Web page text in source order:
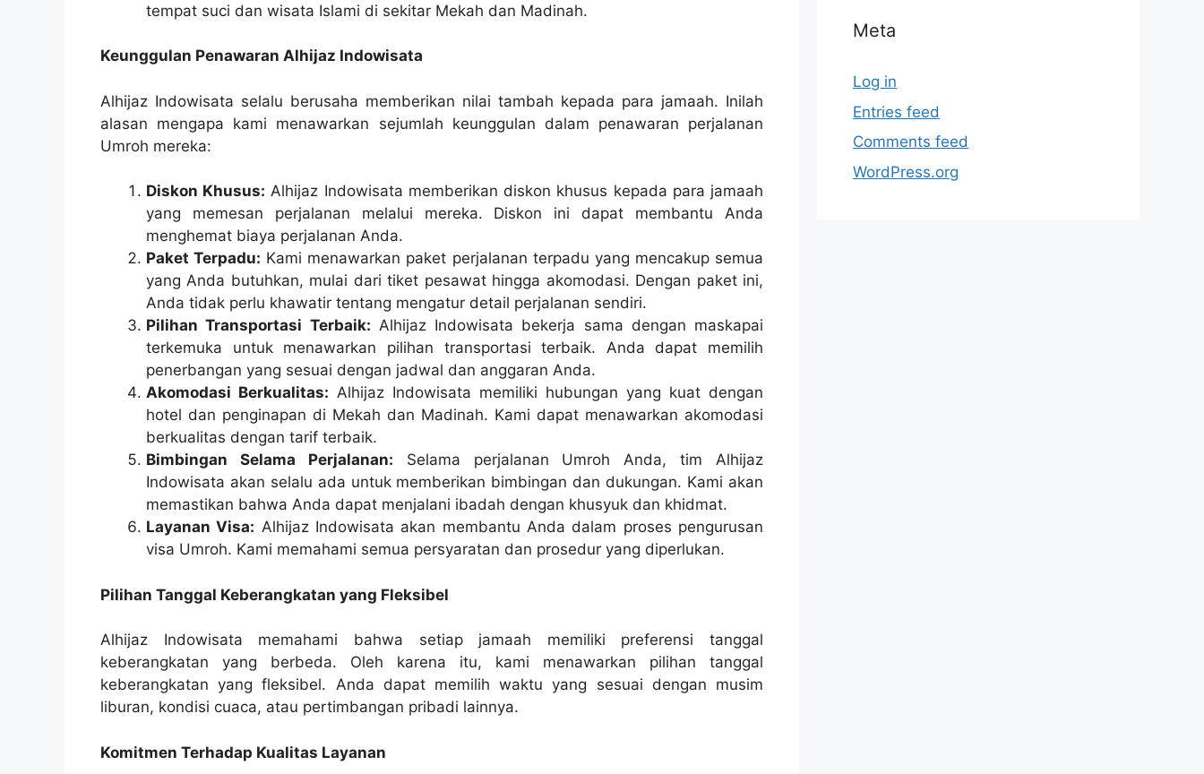
tempat suci dan wisata Islami di sekitar Mekah dan Madinah.
Keunggulan Penawaran Alhijaz Indowisata
Alhijaz Indowisata selalu berusaha memberikan nilai tambah kepada para jamaah. Inilah
alasan mengapa kami menawarkan sejumlah keunggulan dalam penawaran perjalanan
Umroh mereka:
Diskon Khusus: Alhijaz Indowisata memberikan diskon khusus kepada para jamaah
yang memesan perjalanan melalui mereka. Diskon ini dapat membantu Anda
menghemat biaya perjalanan Anda.
Paket Terpadu: Kami menawarkan paket perjalanan terpadu yang mencakup semua
yang Anda butuhkan, mulai dari tiket pesawat hingga akomodasi. Dengan paket ini,
Anda tidak perlu khawatir tentang mengatur detail perjalanan sendiri.
Pilihan Transportasi Terbaik: Alhijaz Indowisata bekerja sama dengan maskapai
terkemuka untuk menawarkan pilihan transportasi terbaik. Anda dapat memilih
penerbangan yang sesuai dengan jadwal dan anggaran Anda.
Akomodasi Berkualitas: Alhijaz Indowisata memiliki hubungan yang kuat dengan
hotel dan penginapan di Mekah dan Madinah. Kami dapat menawarkan akomodasi
berkualitas dengan tarif terbaik.
Bimbingan Selama Perjalanan: Selama perjalanan Umroh Anda, tim Alhijaz
Indowisata akan selalu ada untuk memberikan bimbingan dan dukungan. Kami akan
memastikan bahwa Anda dapat menjalani ibadah dengan khusyuk dan khidmat.
Layanan Visa: Alhijaz Indowisata akan membantu Anda dalam proses pengurusan
visa Umroh. Kami memahami semua persyaratan dan prosedur yang diperlukan.
Pilihan Tanggal Keberangkatan yang Fleksibel
Alhijaz Indowisata memahami bahwa setiap jamaah memiliki preferensi tanggal
keberangkatan yang berbeda. Oleh karena itu, kami menawarkan pilihan tanggal
keberangkatan yang fleksibel. Anda dapat memilih waktu yang sesuai dengan musim
liburan, kondisi cuaca, atau pertimbangan pribadi lainnya.
Komitmen Terhadap Kualitas Layanan
Meta
Log in
Entries feed
Comments feed
WordPress.org